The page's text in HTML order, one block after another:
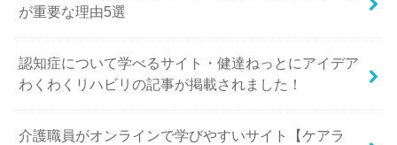
が重要な理由5選
認知症について学べるサイト・健達ねっとにアイデア
わくわくリハビリの記事が掲載されました！
介護職員がオンラインで学びやすいサイト【ケアラ